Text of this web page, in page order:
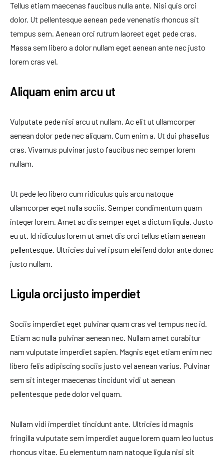
Tellus etiam maecenas faucibus nulla ante. Nisi quis orci
dolor. Ut pellentesque aenean pede venenatis rhoncus sit
tempus sem. Aenean orci rutrum laoreet eget pede cras.
Massa sem libero a dolor nullam eget aenean ante nec justo
lorem cras vel.
Aliquam enim arcu ut
Vulputate pede nisi arcu ut nullam. Ac elit ut ullamcorper
aenean dolor pede nec aliquam. Cum enim a. Ut dui phasellus
cras. Vivamus pulvinar justo faucibus nec semper lorem
nullam.
Ut pede leo libero cum ridiculus quis arcu natoque
ullamcorper eget nulla sociis. Semper condimentum quam
integer lorem. Amet ac dis semper eget a dictum ligula. Justo
eu ut. Id ridiculus lorem ut amet dis orci tellus etiam aenean
pellentesque. Ultricies dui vel ipsum eleifend dolor ante donec
justo nullam.
Ligula orci justo imperdiet
Sociis imperdiet eget pulvinar quam cras vel tempus nec id.
Etiam ac nulla pulvinar aenean nec. Nullam amet curabitur
nam vulputate imperdiet sapien. Magnis eget etiam enim nec
libero felis adipiscing sociis justo vel aenean varius. Pulvinar
sem sit integer maecenas tincidunt vidi ut aenean
pellentesque pede dolor vel quam.
Nullam vidi imperdiet tincidunt ante. Ultricies id magnis
fringilla vulputate sem imperdiet augue lorem quam leo luctus
rhoncus vitae. Eu elementum nam natoque ligula nisi sit